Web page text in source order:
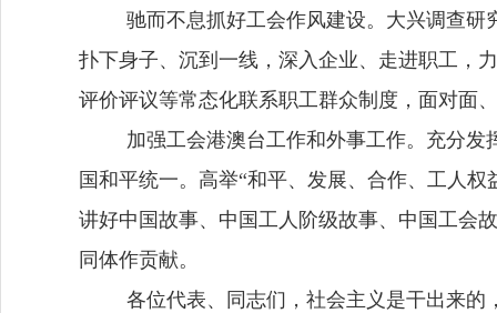
驰而不息抓好工会作风建设。 大兴调查研
扑下身子、沉到一线，深入企业、走进职工，
评价评议等常态化联系职工群众制度，面对面
加强工会港澳台工作和外事工作。 充分发
国和平统一。高举“和平、发展、合作、工人
讲好中国故事、中国工人阶级故事、中国工会
同体作贡献。
各位代表、同志们， 社会主义是干出来的